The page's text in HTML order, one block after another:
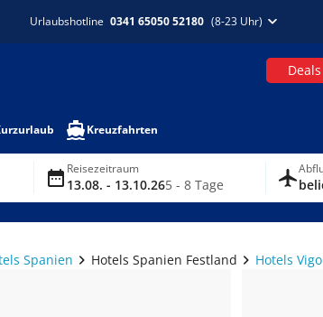
Urlaubshotline 0341 65050 52180 (8-23 Uhr)
Deals
Kreuzfahrten
Reisezeitraum
13.08. - 13.10.265 - 8 Tage
Spanien Hotels Spanien Festland Hotels Vigo